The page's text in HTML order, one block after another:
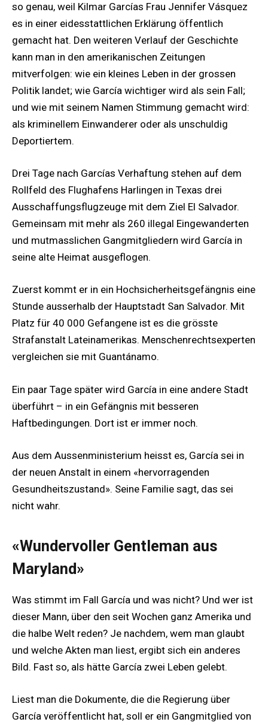
so genau, weil Kilmar Garcías Frau Jennifer Vásquez
es in einer eidesstattlichen Erklärung öffentlich
gemacht hat. Den weiteren Verlauf der Geschichte
kann man in den amerikanischen Zeitungen
mitverfolgen: wie ein kleines Leben in der grossen
Politik landet; wie García wichtiger wird als sein Fall;
und wie mit seinem Namen Stimmung gemacht wird:
als kriminellem Einwanderer oder als unschuldig
Deportiertem.
Drei Tage nach Garcías Verhaftung stehen auf dem
Rollfeld des Flughafens Harlingen in Texas drei
Ausschaffungsflugzeuge mit dem Ziel El Salvador.
Gemeinsam mit mehr als 260 illegal Eingewanderten
und mutmasslichen Gangmitgliedern wird García in
seine alte Heimat ausgeflogen.
Zuerst kommt er in ein Hochsicherheitsgefängnis eine
Stunde ausserhalb der Hauptstadt San Salvador. Mit
Platz für 40 000 Gefangene ist es die grösste
Strafanstalt Lateinamerikas. Menschenrechtsexperten
vergleichen sie mit Guantánamo.
Ein paar Tage später wird García in eine andere Stadt
überführt – in ein Gefängnis mit besseren
Haftbedingungen. Dort ist er immer noch.
Aus dem Aussenministerium heisst es, García sei in
der neuen Anstalt in einem «hervorragenden
Gesundheitszustand». Seine Familie sagt, das sei
nicht wahr.
«Wundervoller Gentleman aus
Maryland»
Was stimmt im Fall García und was nicht? Und wer ist
dieser Mann, über den seit Wochen ganz Amerika und
die halbe Welt reden? Je nachdem, wem man glaubt
und welche Akten man liest, ergibt sich ein anderes
Bild. Fast so, als hätte García zwei Leben gelebt.
Liest man die Dokumente, die die Regierung über
García veröffentlicht hat, soll er ein Gangmitglied von